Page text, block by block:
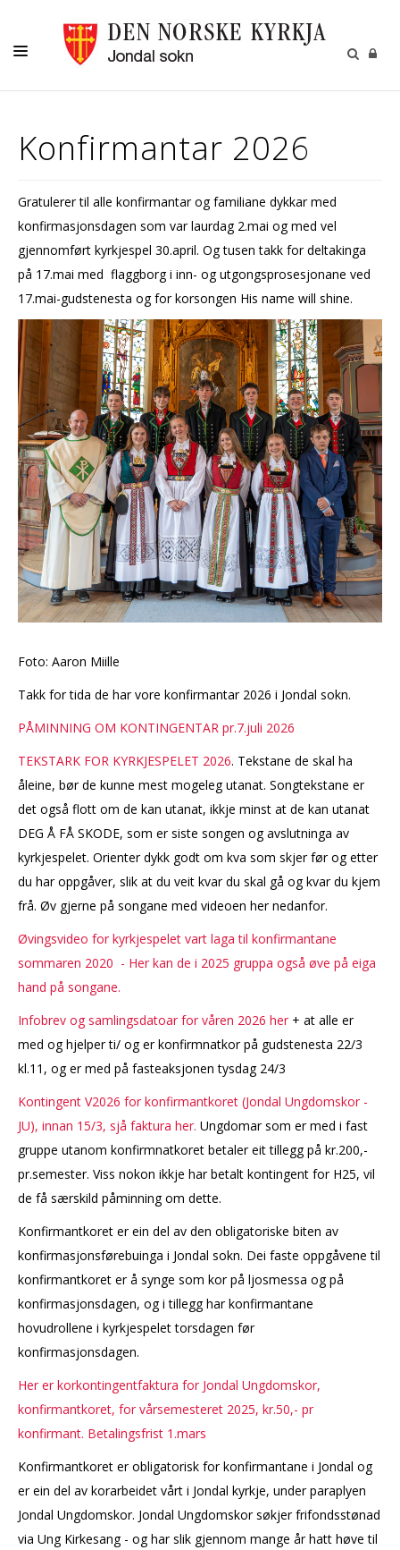
BORN
JONDAL SOKN
Konfirmantar 2026
Gratulerer til alle konfirmantar og familiane dykkar med
konfirmasjonsdagen som var laurdag 2.mai og med vel
gjennomført kyrkjespel 30.april. Og tusen takk for deltakinga
på 17.mai med flaggborg i inn- og utgongsprosesjonane ved
17.mai-gudstenesta og for korsongen His name will shine.
Foto: Aaron Miille
Takk for tida de har vore konfirmantar 2026 i Jondal sokn.
PÅMINNING OM KONTINGENTAR pr.7.juli 2026
TEKSTARK FOR KYRKJESPELET 2026. Tekstane de skal ha
åleine, bør de kunne mest mogeleg utanat. Songtekstane er
det også flott om de kan utanat, ikkje minst at de kan utanat
DEG Å FÅ SKODE, som er siste songen og avslutninga av
kyrkjespelet. Orienter dykk godt om kva som skjer før og etter
du har oppgåver, slik at du veit kvar du skal gå og kvar du kjem
frå. Øv gjerne på songane med videoen her nedanfor.
Øvingsvideo for kyrkjespelet vart laga til konfirmantane
sommaren 2020 - Her kan de i 2025 gruppa også øve på eiga
hand på songane.
Infobrev og samlingsdatoar for våren 2026 her + at alle er
med og hjelper ti/ og er konfirmnatkor på gudstenesta 22/3
kl.11, og er med på fasteaksjonen tysdag 24/3
Kontingent V2026 for konfirmantkoret (Jondal Ungdomskor -
JU), innan 15/3, sjå faktura her. Ungdomar som er med i fast
gruppe utanom konfirmnatkoret betaler eit tillegg på kr.200,-
pr.semester. Viss nokon ikkje har betalt kontingent for H25, vil
de få særskild påminning om dette.
Konfirmantkoret er ein del av den obligatoriske biten av
konfirmasjonsførebuinga i Jondal sokn. Dei faste oppgåvene til
konfirmantkoret er å synge som kor på ljosmessa og på
konfirmasjonsdagen, og i tillegg har konfirmantane
hovudrollene i kyrkjespelet torsdagen før
konfirmasjonsdagen.
Her er korkontingentfaktura for Jondal Ungdomskor,
konfirmantkoret, for vårsemesteret 2025, kr.50,- pr
konfirmant. Betalingsfrist 1.mars
Konfirmantkoret er obligatorisk for konfirmantane i Jondal og
er ein del av korarbeidet vårt i Jondal kyrkje, under paraplyen
Jondal Ungdomskor. Jondal Ungdomskor søkjer frifondsstønad
via Ung Kirkesang - og har slik gjennom mange år hatt høve til